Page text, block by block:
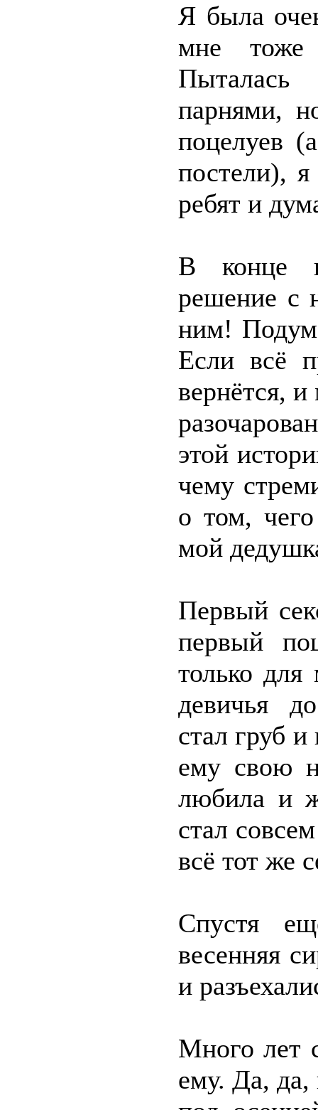
Я была
мне тоже
парнями,
поцелуев
постели),
ребят и
В конце
решение с
ним!
Если всё
вернётся,
этой
чему
о том,
мой
Первый
первый
только
девичья
стал груб
ему свою
любила и
стал
всё тот же
Спустя
весенняя
и
Много лет
ему. Да,